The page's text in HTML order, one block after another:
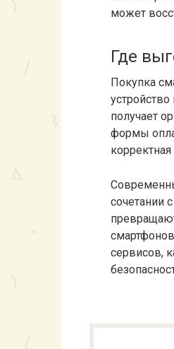
может
Где
Покупка
получает
формы
сочетании
сервисов,